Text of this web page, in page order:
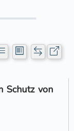
Schutz von